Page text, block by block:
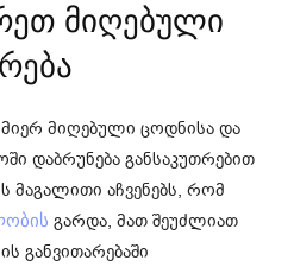
მიღებული
მიღებული ცოდნისა და
დაბრუნება განსაკუთრებით
მაგალითი აჩვენებს, რომ
გარდა, მათ შეუძლიათ
განვითარებაში